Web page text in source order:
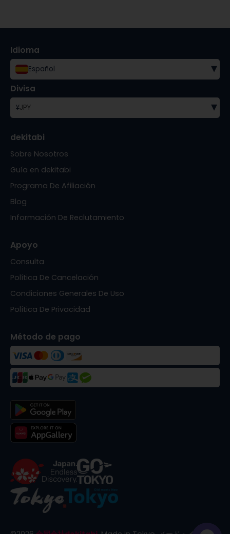
Idioma
Español ▾
Divisa
¥JPY ▾
dekitabi
Sobre Nosotros
Guía en dekitabi
Programa De Afiliación
Blog
Información De Reclutamiento
Apoyo
Consulta
Política De Cancelación
Condiciones Generales De Uso
Política De Privacidad
Método de pago